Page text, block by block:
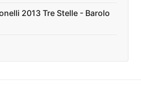
2013 Tre Stelle - Barolo